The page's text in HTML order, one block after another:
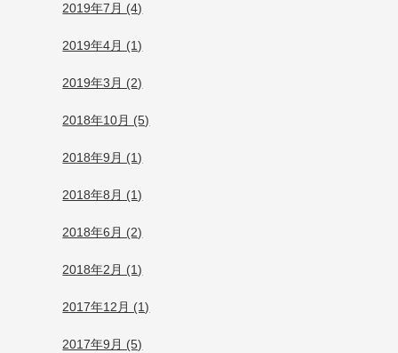
2019年7月 (4)
2019年4月 (1)
2019年3月 (2)
2018年10月 (5)
2018年9月 (1)
2018年8月 (1)
2018年6月 (2)
2018年2月 (1)
2017年12月 (1)
2017年9月 (5)